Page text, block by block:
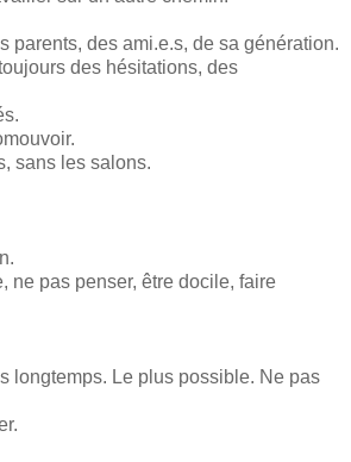
parents, des ami.e.s, de sa génération.
des hésitations, des
sans les salons.
ne pas penser, être docile, faire
longtemps. Le plus possible. Ne pas